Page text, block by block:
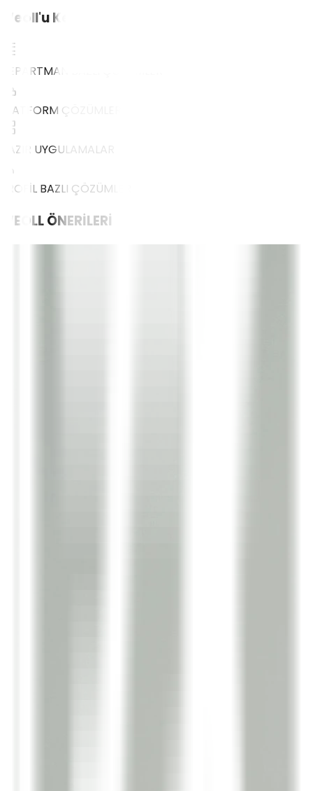
Weoll'u Keşfet
DEPARTMAN BAZLI ÇÖZÜMLER
PLATFORM ÇÖZÜMLERİ
HAZIR UYGULAMALAR
PROFİL BAZLI ÇÖZÜMLER
WEOLLÖNERİLERİ